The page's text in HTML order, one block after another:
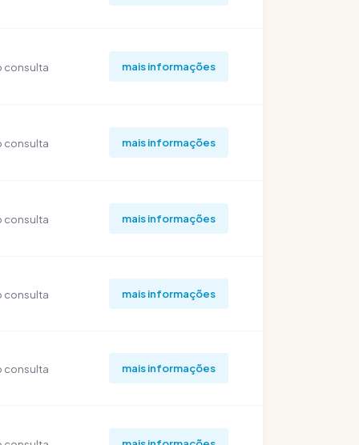
consulta mais informações
consulta mais informações
consulta mais informações
consulta mais informações
consulta mais informações